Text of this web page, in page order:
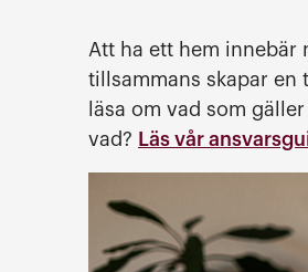
Att ha ett hem innebär
tillsammans skapar en
läsa om vad som
vad? Läs vår